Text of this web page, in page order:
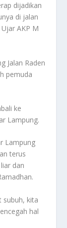
dijadikan
di jalan
AKP M
Jalan Raden
pemuda
ke
Lampung.
Lampung
terus
dan
subuh, kita
hal